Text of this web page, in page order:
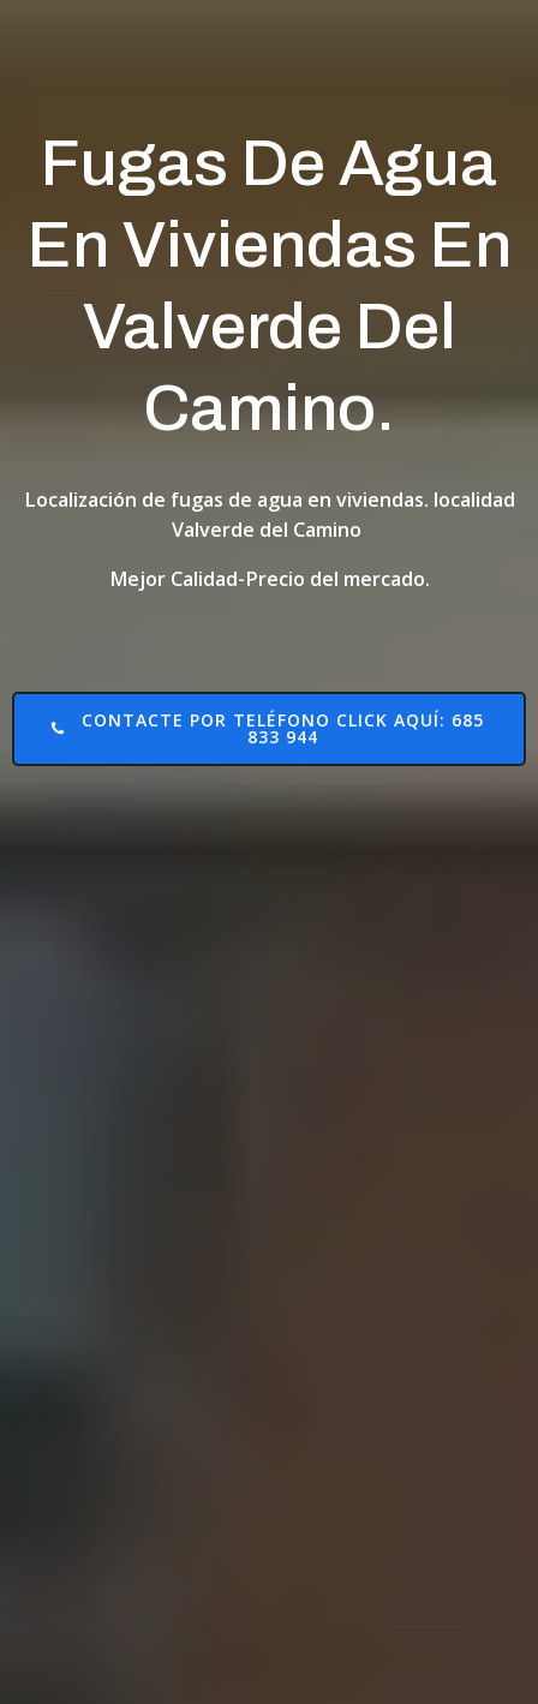
Fugas De Agua
En Viviendas En
Valverde Del
Camino.
Localización de fugas de agua en viviendas. localidad
Valverde del Camino
Mejor Calidad-Precio del mercado.
CONTACTE POR TELÉFONO CLICK AQUÍ: 685
833 944